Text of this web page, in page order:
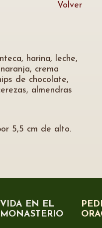
Volver
harina, leche,
crema
de chocolate,
almendras
5,5 cm de alto.
VIDA EN EL
MONASTERIO